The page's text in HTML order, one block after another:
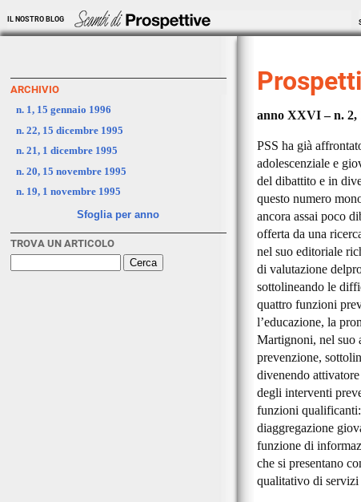
IL NOSTRO BLOG
anno XXVI – n. 2,
PSS ha già
adolescenziale e
del dibattito e in
questo numero
ancora assai poco
offerta da una
nel suo editoriale
di valutazione
sottolineando le
quattro funzioni
l’educazione, la
Martignoni, nel suo
prevenzione,
divenendo
degli interventi
funzioni
diaggregazione
funzione di
che si presentano
qualitativo di
ARCHIVIO
n. 1, 15 gennaio 1996
n. 22, 15 dicembre 1995
n. 21, 1 dicembre 1995
n. 20, 15 novembre 1995
n. 19, 1 novembre 1995
Sfoglia per anno
TROVA UN ARTICOLO